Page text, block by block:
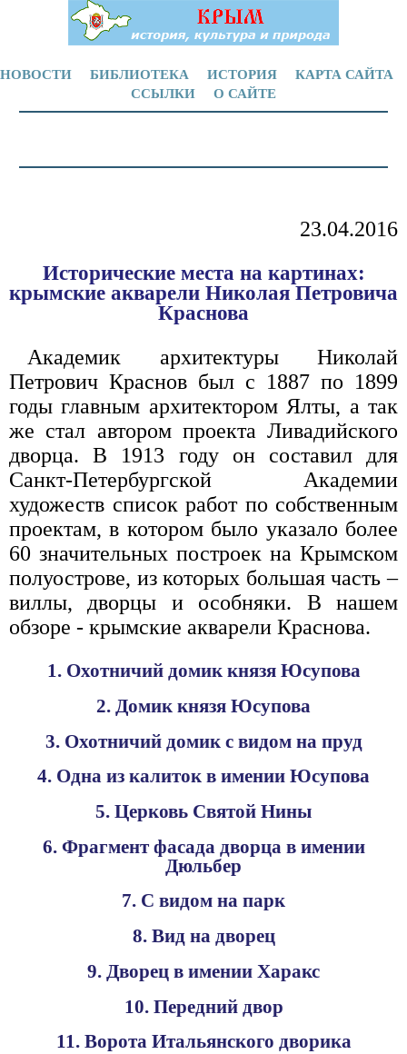
НОВОСТИ БИБЛИОТЕКА ИСТОРИЯ
КАРТА САЙТА
ССЫЛКИ
О САЙТЕ
23.04.2016
Исторические места на картинах:
крымские акварели Николая Петровича
Краснова
Академик архитектуры Николай
Петрович Краснов был с 1887 по 1899
годы главным архитектором Ялты, а так
же стал автором проекта Ливадийского
дворца. В 1913 году он составил для
Санкт-Петербургской Академии
художеств список работ по собственным
проектам, в котором было указало более
60 значительных построек на Крымском
полуострове, из которых большая часть –
виллы, дворцы и особняки. В нашем
обзоре - крымские акварели Краснова.
1. Охотничий домик князя Юсупова
2. Домик князя Юсупова
3. Охотничий домик с видом на пруд
4. Одна из калиток в имении Юсупова
5. Церковь Святой Нины
6. Фрагмент фасада дворца в имении
Дюльбер
7. С видом на парк
8. Вид на дворец
9. Дворец в имении Харакс
10. Передний двор
11. Ворота Итальянского дворика